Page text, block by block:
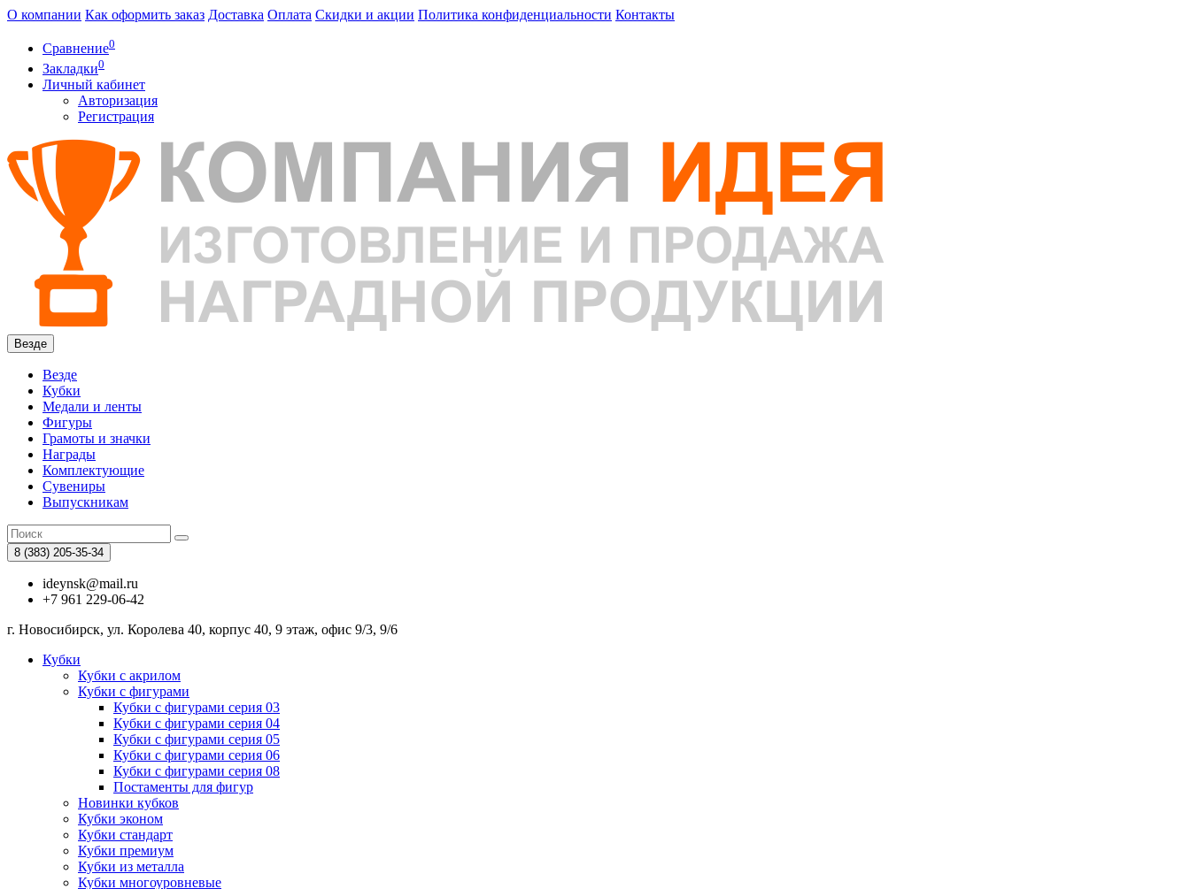
О компании Как оформить заказ Доставка Оплата Скидки и акции Политика конфиденциальности Контакты
Сравнение0
Закладки0
Личный кабинет
Авторизация
Регистрация
Везде
Везде
Кубки
Медали и ленты
Фигуры
Грамоты и значки
Награды
Комплектующие
Сувениры
Выпускникам
8 (383) 205-35-34
ideynsk@mail.ru
+7 961 229-06-42
г. Новосибирск, ул. Королева 40, корпус 40, 9 этаж, офис 9/3, 9/6
Кубки
Кубки с акрилом
Кубки с фигурами
Кубки с фигурами серия 03
Кубки с фигурами серия 04
Кубки с фигурами серия 05
Кубки с фигурами серия 06
Кубки с фигурами серия 08
Постаменты для фигур
Новинки кубков
Кубки эконом
Кубки стандарт
Кубки премиум
Кубки из металла
Кубки многоуровневые